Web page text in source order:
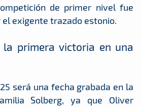
de primer nivel fue
exigente trazado estonio.
la primera victoria en una
será una fecha grabada en la
Solberg, ya que Oliver